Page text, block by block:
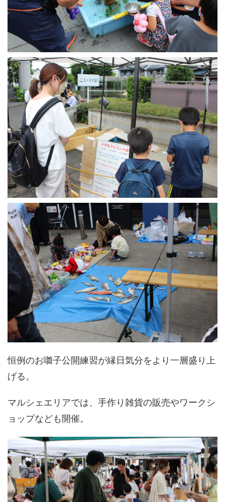
恒例のお囃子公開練習が縁日気分をより一層盛り上
げる。
マルシェエリアでは、手作り雑貨の販売やワークシ
ョップなども開催。